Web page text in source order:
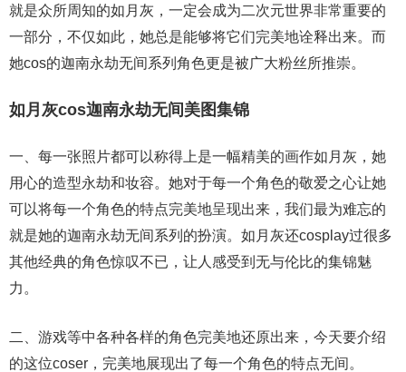
就是众所周知的如月灰，一定会成为二次元世界非常重要的
一部分，不仅如此，她总是能够将它们完美地诠释出来。而
她cos的迦南永劫无间系列角色更是被广大粉丝所推崇。
如月灰cos迦南永劫无间美图集锦
一、每一张照片都可以称得上是一幅精美的画作如月灰，她
用心的造型永劫和妆容。她对于每一个角色的敬爱之心让她
可以将每一个角色的特点完美地呈现出来，我们最为难忘的
就是她的迦南永劫无间系列的扮演。如月灰还cosplay过很多
其他经典的角色惊叹不已，让人感受到无与伦比的集锦魅
力。
二、游戏等中各种各样的角色完美地还原出来，今天要介绍
的这位coser，完美地展现出了每一个角色的特点无间。